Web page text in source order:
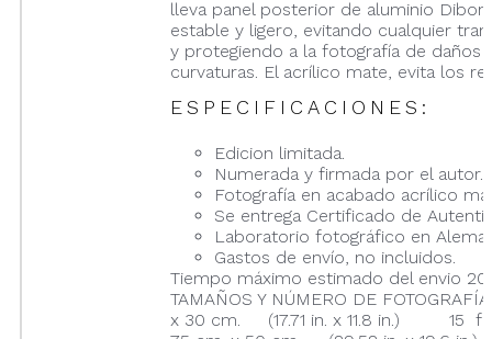
lleva panel posterior de aluminio
estable y ligero, evitando cualquier
y protegiendo a la fotografía de daños
curvaturas. El acrílico mate, evita los
ESPECIFICACIONES:
Edicion limitada.
Numerada y firmada por el autor.
Fotografía en acabado acrílico
Se entrega Certificado de
Laboratorio fotográfico en
Gastos de envío, no incluidos.
Tiempo máximo estimado del envio 20
TAMAÑOS Y NÚMERO DE
x 30 cm. (17.71 in. x 11.8 in.) 15